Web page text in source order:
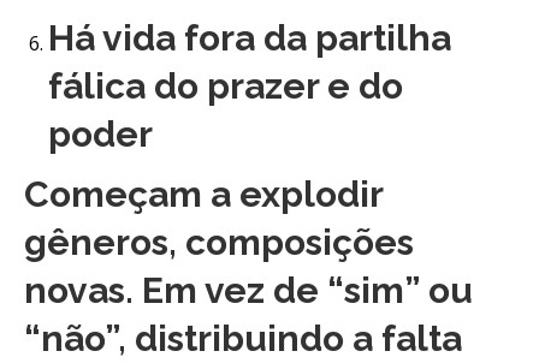
Há vida fora da partilha
fálica do prazer e do
poder
Começam a explodir
gêneros, composições
novas. Em vez de “sim” ou
“não”, distribuindo a falta